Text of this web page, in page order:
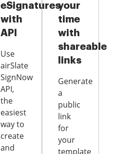
eSignatures
with
API
Use
airSlate
SignNow
API,
the
easiest
way to
create
and
your
time
with
shareable
links
Generate
a
public
link
for
your
template